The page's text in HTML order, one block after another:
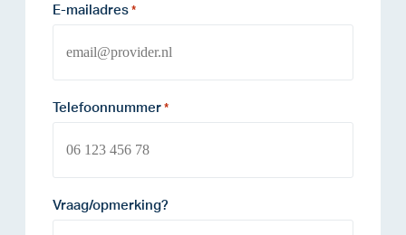
E-mailadres *
Telefoonnummer *
Vraag/opmerking?